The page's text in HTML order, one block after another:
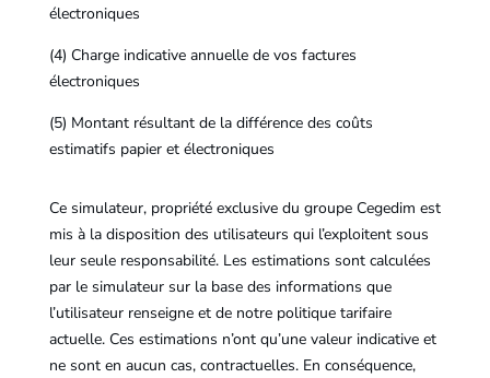
électroniques
(4) Charge indicative annuelle de vos factures
électroniques
(5) Montant résultant de la différence des coûts
estimatifs papier et électroniques
Ce simulateur, propriété exclusive du groupe Cegedim est
mis à la disposition des utilisateurs qui l’exploitent sous
leur seule responsabilité. Les estimations sont calculées
par le simulateur sur la base des informations que
l’utilisateur renseigne et de notre politique tarifaire
actuelle. Ces estimations n’ont qu’une valeur indicative et
ne sont en aucun cas, contractuelles. En conséquence,